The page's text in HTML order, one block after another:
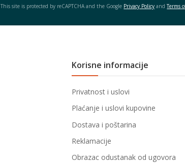
This site is protected by reCAPTCHA and the Google Privacy Policy andTerms
Korisne informacije
Privatnost i uslovi
Plaćanje i uslovi kupovine
Dostava i poštarina
Reklamacije
Obrazac odustanak od ugovora